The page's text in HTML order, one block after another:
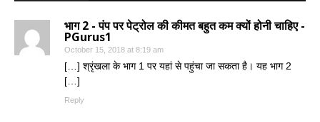
भाग 2 - पंप पर पेट्रोल की कीमत बहुत कम क्यों होनी चाहिए -
PGurus1
October 15, 2018 at 8:19 am
[…] श्रृंखला के भाग 1 पर यहां से पहुंचा जा सकता है। यह भाग 2
[…]
Reply